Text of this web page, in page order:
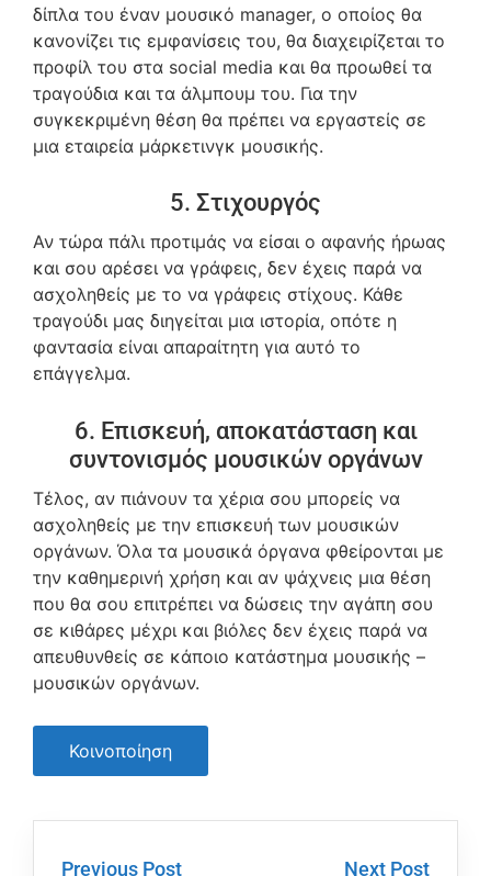
δίπλα του έναν μουσικό manager, ο οποίος θα
κανονίζει τις εμφανίσεις του, θα διαχειρίζεται το
προφίλ του στα social media και θα προωθεί τα
τραγούδια και τα άλμπουμ του. Για την
συγκεκριμένη θέση θα πρέπει να εργαστείς σε
μια εταιρεία μάρκετινγκ μουσικής.
5. Στιχουργός
Αν τώρα πάλι προτιμάς να είσαι ο αφανής ήρωας
και σου αρέσει να γράφεις, δεν έχεις παρά να
ασχοληθείς με το να γράφεις στίχους. Κάθε
τραγούδι μας διηγείται μια ιστορία, οπότε η
φαντασία είναι απαραίτητη για αυτό το
επάγγελμα.
6. Επισκευή, αποκατάσταση και
συντονισμός μουσικών οργάνων
Τέλος, αν πιάνουν τα χέρια σου μπορείς να
ασχοληθείς με την επισκευή των μουσικών
οργάνων. Όλα τα μουσικά όργανα φθείρονται με
την καθημερινή χρήση και αν ψάχνεις μια θέση
που θα σου επιτρέπει να δώσεις την αγάπη σου
σε κιθάρες μέχρι και βιόλες δεν έχεις παρά να
απευθυνθείς σε κάποιο κατάστημα μουσικής –
μουσικών οργάνων.
Κοινοποίηση
Previous Post Next Post